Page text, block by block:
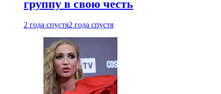
группу в свою честь
2 года спустя2 года спустя